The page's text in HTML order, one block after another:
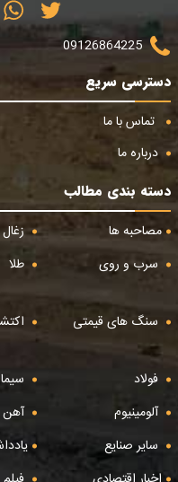
09126864225
دسترسی سریع
تماس با ما
درباره ما
دسته بندی مطالب
مصاحبه ها
سرب و روی
طلا
سنگ های قیمتی
فولاد
آلومینیوم
آهن
سایر صنایع